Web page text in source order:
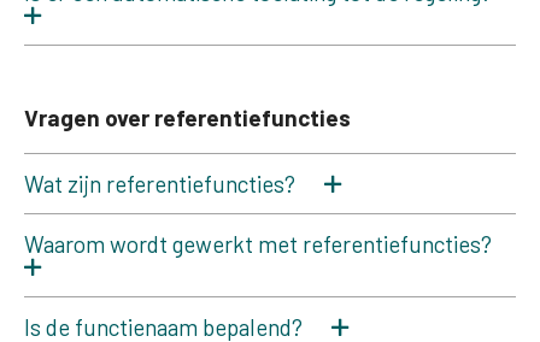
Vragen over referentiefuncties
Wat zijn referentiefuncties?
Waarom wordt gewerkt met referentiefuncties?
Is de functienaam bepalend?